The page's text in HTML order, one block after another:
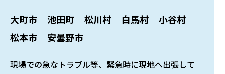
大町市 池田町 松川村 白馬村
小谷村
松本市
安曇野市
現場での急なトラブル等、緊急時に現地へ出張して